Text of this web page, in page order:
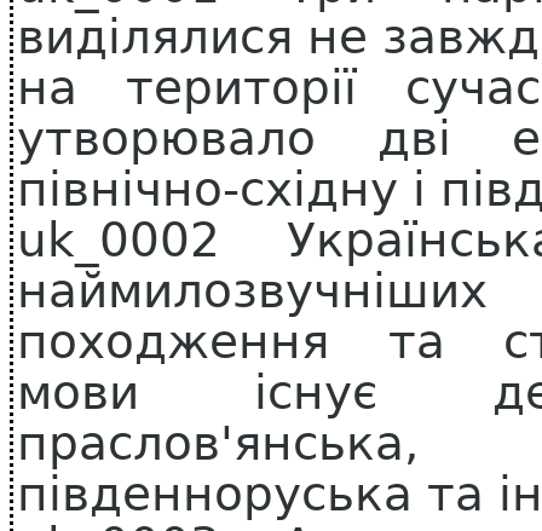
виділялися не
на території
утворювало дві
північно-східну і
uk_0002
походження та
мови існує
південноруська та